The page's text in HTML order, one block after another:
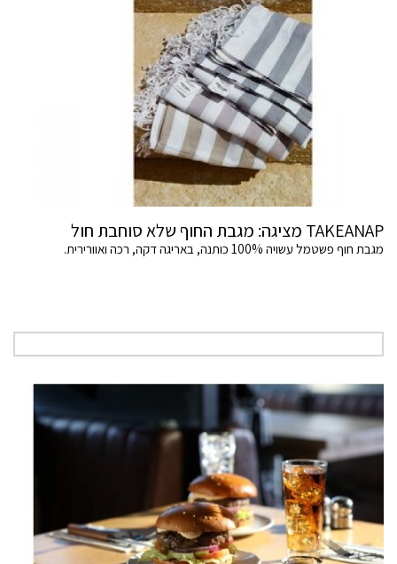
TAKEANAP מציגה: מגבת החוף שלא סוחבת חול
מגבת חוף פשטמל עשויה 100% כותנה, באריגה דקה, רכה ואוורירית.